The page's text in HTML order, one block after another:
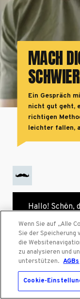
MACH
Ein Gespräch
nicht gut geht,
richtigen
leichter fallen,
Hallo! Schön,
Wenn Sie auf „Alle
Sie der Speicherung
die
zu analysieren und
unterstützen. AGBs
Cookie-